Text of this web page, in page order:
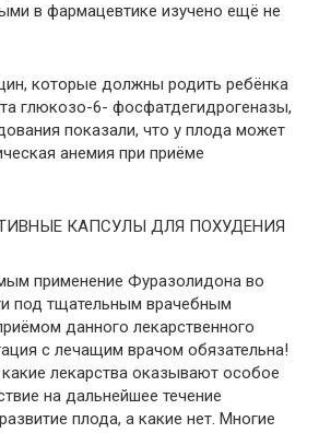
в фармацевтике изучено ещё не
которые должны родить ребёнка
глюкозо-6- фосфатдегидрогеназы,
показали, что у плода может
анемия при приёме
КАПСУЛЫ ДЛЯ ПОХУДЕНИЯ
применение Фуразолидона во
под тщательным врачебным
данного лекарственного
с лечащим врачом обязательна!
лекарства оказывают особое
на дальнейшее течение
плода, а какие нет. Многие